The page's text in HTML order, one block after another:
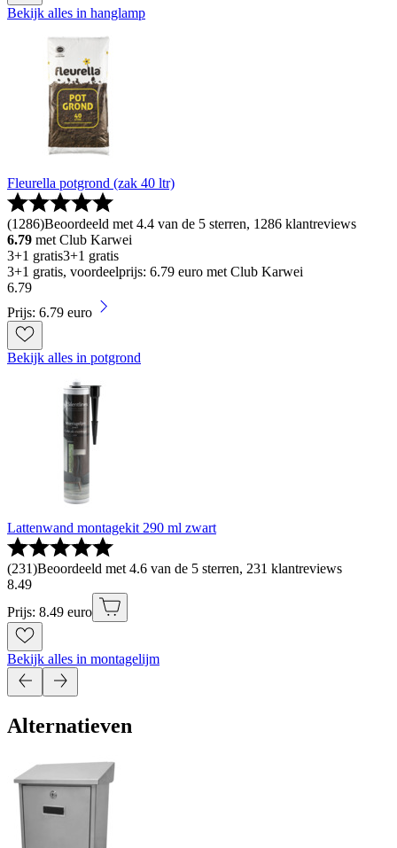
Bekijk alles in hanglamp
Fleurella potgrond (zak 40 ltr)
(1286)Beoordeeld met 4.4 van de 5 sterren, 1286 klantreviews
6.79 met Club Karwei
3+1 gratis3+1 gratis
3+1 gratis, voordeelprijs: 6.79 euro met Club Karwei
6.79
Prijs: 6.79 euro
Bekijk alles in potgrond
Lattenwand montagekit 290 ml zwart
(231)Beoordeeld met 4.6 van de 5 sterren, 231 klantreviews
8.49
Prijs: 8.49 euro
Bekijk alles in montagelijm
Alternatieven